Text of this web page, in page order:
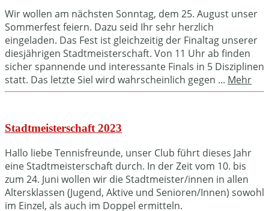
Wir wollen am nächsten Sonntag, dem 25. August unser
Sommerfest feiern. Dazu seid Ihr sehr herzlich
eingeladen. Das Fest ist gleichzeitig der Finaltag unserer
diesjährigen Stadtmeisterschaft. Von 11 Uhr ab finden
sicher spannende und interessante Finals in 5 Disziplinen
statt. Das letzte Siel wird wahrscheinlich gegen ... Mehr
Stadtmeisterschaft 2023
Hallo liebe Tennisfreunde, unser Club führt dieses Jahr
eine Stadtmeisterschaft durch. In der Zeit vom 10. bis
zum 24. Juni wollen wir die Stadtmeister/innen in allen
Altersklassen (Jugend, Aktive und Senioren/Innen) sowohl
im Einzel, als auch im Doppel ermitteln.